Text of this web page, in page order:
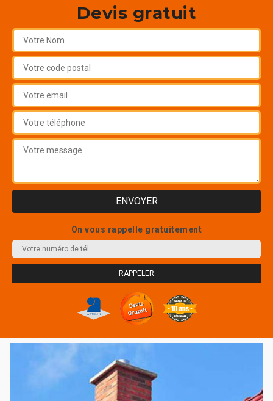
Devis gratuit
On vous rappelle gratuitement